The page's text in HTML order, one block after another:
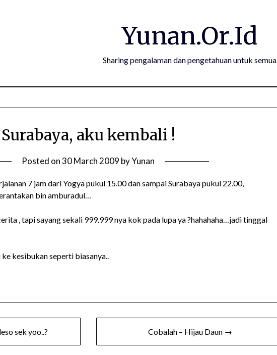
Yunan.Or.Id
Sharing pengalaman dan pengetahuan untuk semua
Surabaya, aku kembali !
Posted on30 March 2009 byYunan
7 jam dari Yogya pukul 15.00 dan sampai Surabaya pukul 22.00,
bin amburadul…
, tapi sayang sekali 999.999 nya kok pada lupa ya ?hahahaha…jadi tinggal
kesibukan seperti biasanya..
sek yoo..? Cobalah – Hijau Daun →